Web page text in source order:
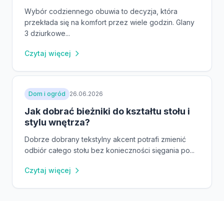
Wybór codziennego obuwia to decyzja, która
przekłada się na komfort przez wiele godzin. Glany
3 dziurkowe...
Czytaj więcej
Dom i ogród 26.06.2026
Jak dobrać bieżniki do kształtu stołu i
stylu wnętrza?
Dobrze dobrany tekstylny akcent potrafi zmienić
odbiór całego stołu bez konieczności sięgania po...
Czytaj więcej